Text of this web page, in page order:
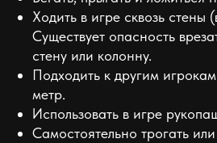
Ходить в игре сквозь стены
Существует опасность
стену или колонну.
Подходить к другим
метр.
Использовать в игре
Самостоятельно трогать